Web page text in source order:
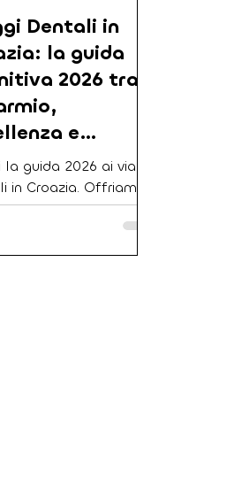
Dentali in
la guida
2026 tra
e
la guida 2026 ai viaggi
in Croazia. Offriamo
di gestione
del paziente che
cure odontoiatriche